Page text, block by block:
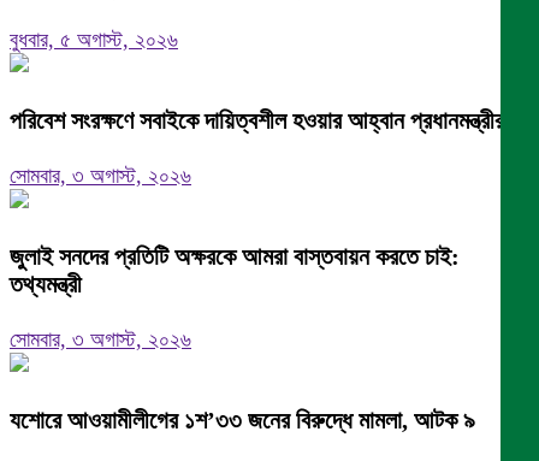
বুধবার, ৫ অগাস্ট, ২০২৬
পরিবেশ সংরক্ষণে সবাইকে দায়িত্বশীল হওয়ার আহ্বান প্রধানমন্ত্রীর
সোমবার, ৩ অগাস্ট, ২০২৬
জুলাই সনদের প্রতিটি অক্ষরকে আমরা বাস্তবায়ন করতে চাই:
তথ্যমন্ত্রী
সোমবার, ৩ অগাস্ট, ২০২৬
যশোরে আওয়ামীলীগের ১শ’৩৩ জনের বিরুদ্ধে মামলা, আটক ৯